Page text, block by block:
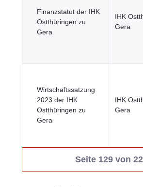
Finanzstatut der IHK
Ostthüringen zu
Gera
IHK
Gera
Wirtschaftssatzung
2023 der IHK
Ostthüringen zu
Gera
IHK
Gera
Seite 129 von